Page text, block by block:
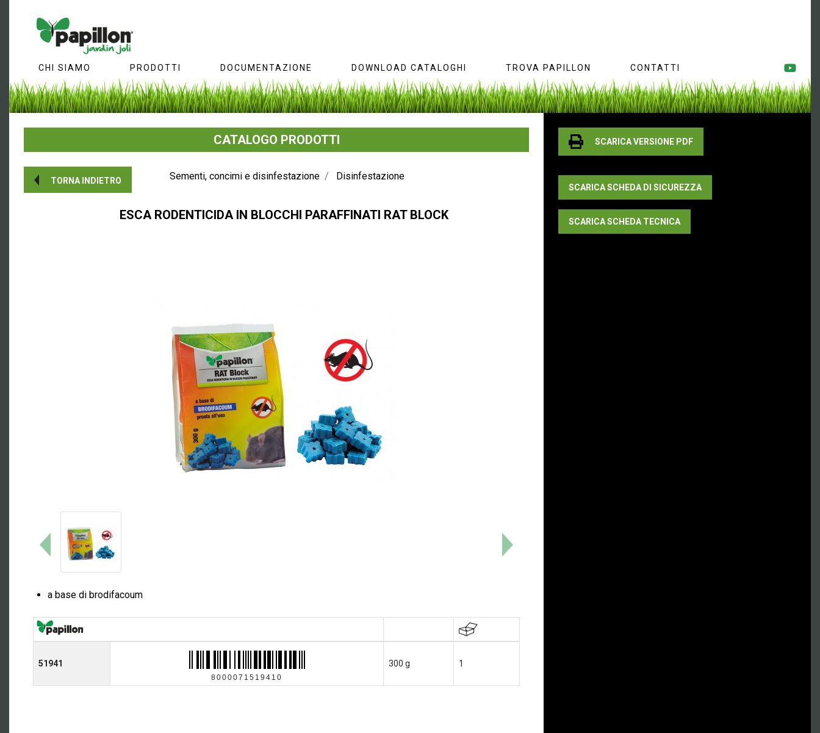
CHI SIAMO PRODOTTI DOCUMENTAZIONE DOWNLOAD CATALOGHI TROVA PAPILLON CONTATTI
CATALOGO PRODOTTI
TORNA INDIETRO Sementi, concimi e disinfestazione Disinfestazione
ESCA RODENTICIDA IN BLOCCHI PARAFFINATI RAT BLOCK
a base di brodifacoum
51941
8000071519410
300 g 1
SCARICA VERSIONE PDF
SCARICA SCHEDA DI SICUREZZA
SCARICA SCHEDA TECNICA